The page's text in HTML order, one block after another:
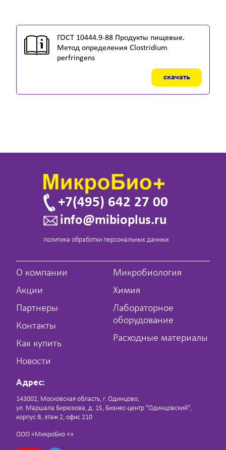
ГОСТ 10444.9-88 Продукты пищевые.
Метод определения Clostridium
perfringens
скачать
+7(495) 642 27 00
info@mibioplus.ru
политика обработки персональных данных
О компании
Акции
Партнеры
Контакты
Как купить
Новости
Микробиология
Химия
Лабораторное
оборудование
Расходные материалы
Адрес:
143002, Московская область, г. Одинцово,
ул. Маршала Бирюзова, д. 15, Бизнес-центр "Одинцовский",
корпус В, этаж 2, офис 210
ООО «МикроБио +»